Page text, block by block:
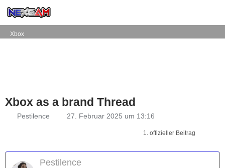
Xbox
Xbox as a brand Thread
Pestilence 27. Februar 2025 um 13:16
1. offizieller Beitrag
Pestilence